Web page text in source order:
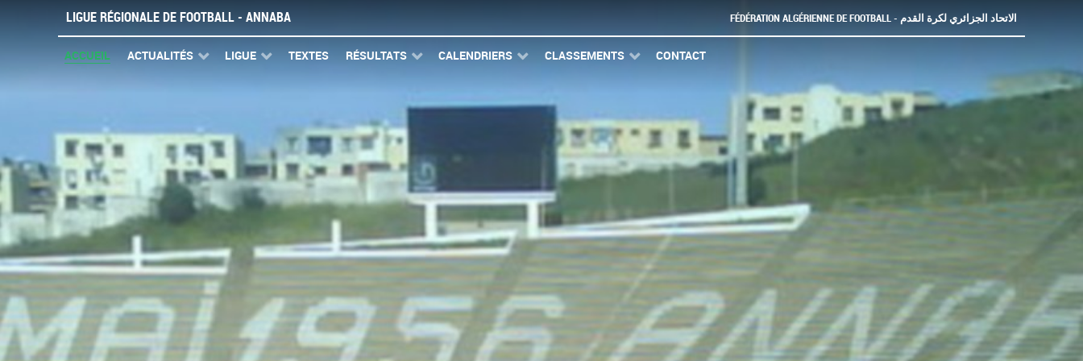
LIGUE RÉGIONALE DE FOOTBALL - ANNABA FÉDÉRATION ALGÉRIENNE DE FOOTBALL - الاتحاد الجزائري لكرة القدم
ACCUEIL ACTUALITÉS LIGUE TEXTES RÉSULTATS CALENDRIERS CLASSEMENTS CONTACT